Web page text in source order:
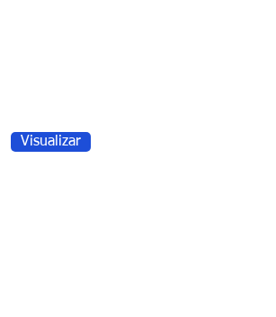
Visualizar